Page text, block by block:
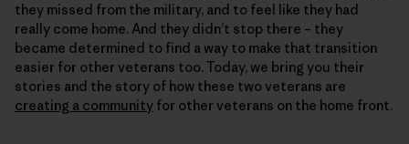
they missed from the military, and to feel like they had
really come home. And they didn’t stop there – they
became determined to find a way to make that transition
easier for other veterans too. Today, we bring you their
stories and the story of how these two veterans are
creating a community for other veterans on the home front.